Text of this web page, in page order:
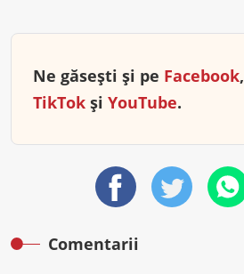
Ne găsești și pe Facebook,
TikTok și YouTube.
Comentarii